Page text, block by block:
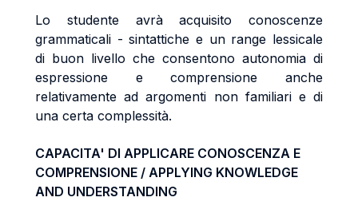
Lo studente avrà acquisito conoscenze
grammaticali - sintattiche e un range lessicale
di buon livello che consentono autonomia di
espressione e comprensione anche
relativamente ad argomenti non familiari e di
una certa complessità.
CAPACITA' DI APPLICARE CONOSCENZA E
COMPRENSIONE / APPLYING KNOWLEDGE
AND UNDERSTANDING